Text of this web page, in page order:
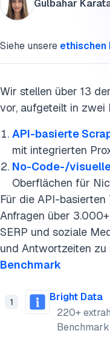
Gulbahar
Siehe unsere ethischen
Wir stellen über 13
vor, aufgeteilt in zwei
API-basierte
mit integrierten
No-Code-/
Oberflächen für
Für die API-
Anfragen über
SERP und soziale
und Antwortzeiten zu
Benchmark
1
Bright Data
220+
Benchmark